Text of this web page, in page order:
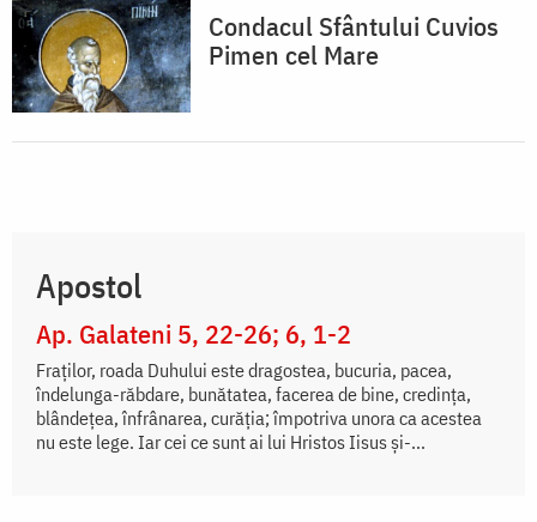
Condacul Sfântului Cuvios
Pimen cel Mare
Apostol
Ap. Galateni 5, 22-26; 6, 1-2
Fraților, roada Duhului este dragostea, bucuria, pacea,
îndelunga-răbdare, bunătatea, facerea de bine, credința,
blândețea, înfrânarea, curăția; împotriva unora ca acestea
nu este lege. Iar cei ce sunt ai lui Hristos Iisus și-...